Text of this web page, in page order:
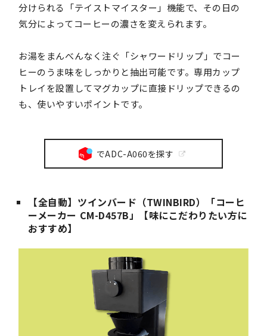
分けられる「テイストマイスター」機能で、その日の
気分によってコーヒーの濃さを変えられます。
お湯をまんべんなく注ぐ「シャワードリップ」でコー
ヒーのうま味をしっかりと抽出可能です。専用カップ
トレイを設置してマグカップに直接ドリップできるの
も、使いやすいポイントです。
でADC-A060を探す
【全自動】ツインバード（TWINBIRD）「コーヒ
ーメーカー CM-D457B」【味にこだわりたい方に
おすすめ】